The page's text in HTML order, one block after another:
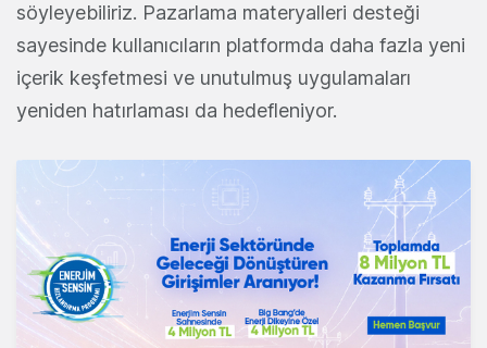
söyleyebiliriz. Pazarlama materyalleri desteği
sayesinde kullanıcıların platformda daha fazla yeni
içerik keşfetmesi ve unutulmuş uygulamaları
yeniden hatırlaması da hedefleniyor.